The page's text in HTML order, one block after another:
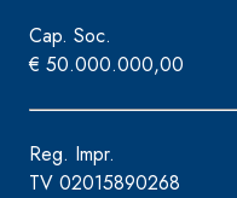
Cap. Soc.
€ 50.000.000,00
Reg. Impr.
TV 02015890268